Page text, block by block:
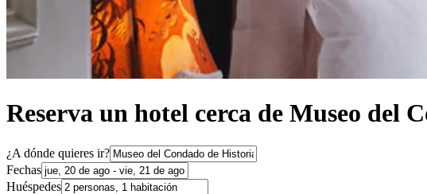
Reserva un hotel cerca de Museo del
¿A dónde quieres ir?
Fechas
Huéspedes